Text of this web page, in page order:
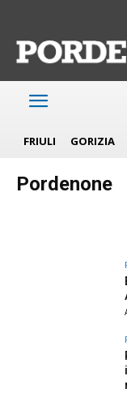
FRIULI GORIZIA
Pordenone